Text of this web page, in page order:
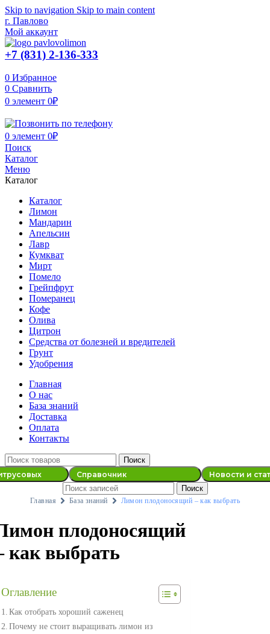
Skip to navigation Skip to main content
г. Павлово
Мой аккаунт
+7 (831) 2-136-333
0 Избранное
0 Сравнить
0 элемент 0₽
0 элемент 0₽
Поиск
Каталог
Меню
Каталог
Каталог
Лимон
Мандарин
Апельсин
Лавр
Кумкват
Мирт
Помело
Грейпфрут
Померанец
Кофе
Олива
Цитрон
Средства от болезней и вредителей
Грунт
Удобрения
Главная
О нас
База знаний
Доставка
Оплата
Контакты
Поиск
Справочник
Новости и
Поиск
Главная База знаний Лимон плодоносящий – как выбрать
плодоносящий
как выбрать
Оглавление
Как отобрать хороший саженец
Почему не стоит выращивать лимон из